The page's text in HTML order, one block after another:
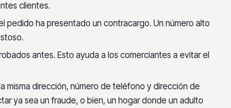
clientes.
pedido ha presentado un contracargo. Un número alto
antes. Esto ayuda a los comerciantes a evitar el
misma dirección, número de teléfono y dirección de
ya sea un fraude, o bien, un hogar donde un adulto